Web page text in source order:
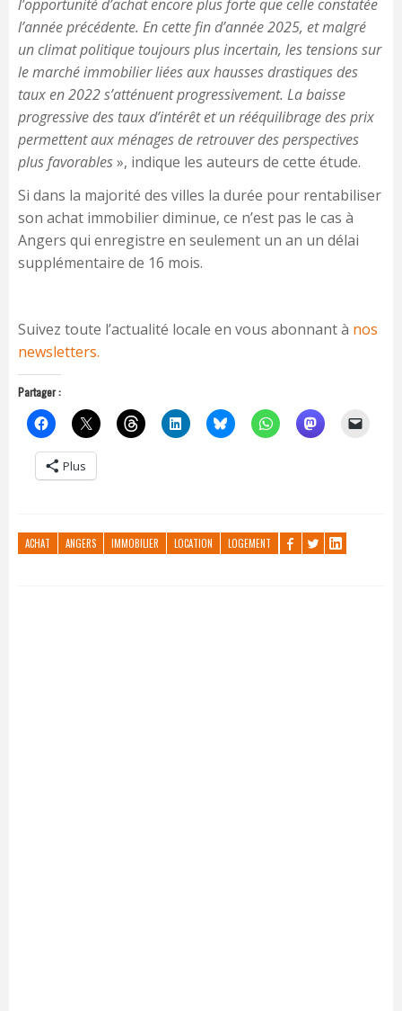
l’opportunité d’achat encore plus forte que celle constatée
l’année précédente. En cette fin d’année 2025, et malgré
un climat politique toujours plus incertain, les tensions sur
le marché immobilier liées aux hausses drastiques des
taux en 2022 s’atténuent progressivement. La baisse
progressive des taux d’intérêt et un rééquilibrage des prix
permettent aux ménages de retrouver des perspectives
plus favorables», indique les auteurs de cette étude.
Si dans la majorité des villes la durée pour rentabiliser
son achat immobilier diminue, ce n’est pas le cas à
Angers qui enregistre en seulement un an un délai
supplémentaire de 16 mois.
Suivez toute l’actualité locale en vous abonnant à nos
newsletters.
Partager :
Plus
ACHAT ANGERS IMMOBILIER LOCATION LOGEMENT